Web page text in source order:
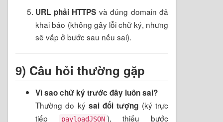
URL phải HTTPS và đúng domain đã
khai báo (không gây lỗi chữ ký, nhưng
sẽ vấp ở bước sau nếu sai).
9) Câu hỏi thường gặp
Vì sao chữ ký trước đây luôn sai?
Thường do ký sai đối tượng (ký trực
tiếp
payloadJSON ), thiếu bước